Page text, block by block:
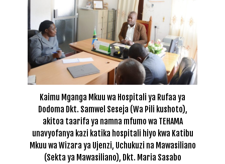
Kaimu Mganga Mkuu wa Hospitali ya Rufaa ya
Dodoma Dkt. Samwel Seseja (Wa Pili kushoto),
akitoa taarifa ya namna mfumo wa TEHAMA
unavyofanya kazi katika hospitali hiyo kwa Katibu
Mkuu wa Wizara ya Ujenzi, Uchukuzi na Mawasiliano
(Sekta ya Mawasiliano), Dkt. Maria Sasabo